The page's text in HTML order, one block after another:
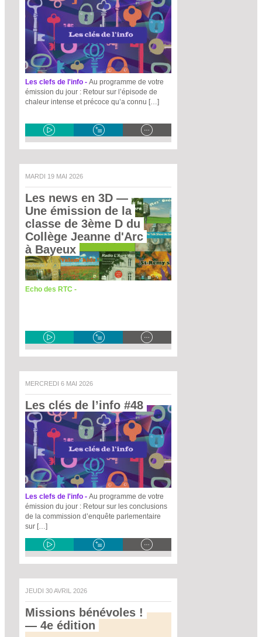
Les clefs de l'info - Au programme de votre
émission du jour : Retour sur l’épisode de
chaleur intense et précoce qu’a connu […]
MARDI 19 MAI 2026
Les news en 3D —
Une émission de la
classe de 3ème D du
Collège Jeanne d'Arc
à Bayeux
Echo des RTC -
MERCREDI 6 MAI 2026
Les clés de l’info #48
Les clefs de l'info - Au programme de votre
émission du jour : Retour sur les conclusions
de la commission d’enquête parlementaire
sur […]
JEUDI 30 AVRIL 2026
Missions bénévoles !
— 4e édition